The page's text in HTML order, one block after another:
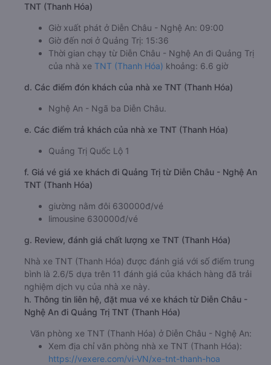
TNT (Thanh Hóa)
Giờ xuất phát ở Diễn Châu - Nghệ An: 09:00
Giờ đến nơi ở Quảng Trị: 15:36
Thời gian chạy từ Diễn Châu - Nghệ An đi Quảng Trị
của nhà xe TNT (Thanh Hóa) khoảng: 6.6 giờ
d. Các điểm đón khách của nhà xe TNT (Thanh Hóa)
Nghệ An - Ngã ba Diễn Châu.
e. Các điểm trả khách của nhà xe TNT (Thanh Hóa)
Quảng Trị Quốc Lộ 1
f. Giá vé giá xe khách đi Quảng Trị từ Diễn Châu - Nghệ An
TNT (Thanh Hóa)
giường nằm đôi 630000đ/vé
limousine 630000đ/vé
g. Review, đánh giá chất lượng xe TNT (Thanh Hóa)
Nhà xe TNT (Thanh Hóa) được đánh giá với số điểm trung
bình là 2.6/5 dựa trên 11 đánh giá của khách hàng đã trải
nghiệm dịch vụ của nhà xe này.
h. Thông tin liên hệ, đặt mua vé xe khách từ Diễn Châu -
Nghệ An đi Quảng Trị TNT (Thanh Hóa)
Văn phòng xe TNT (Thanh Hóa) ở Diễn Châu - Nghệ An:
Xem địa chỉ văn phòng nhà xe TNT (Thanh Hóa):
https://vexere.com/vi-VN/xe-tnt-thanh-hoa